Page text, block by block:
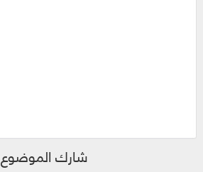
شارك الموضوع